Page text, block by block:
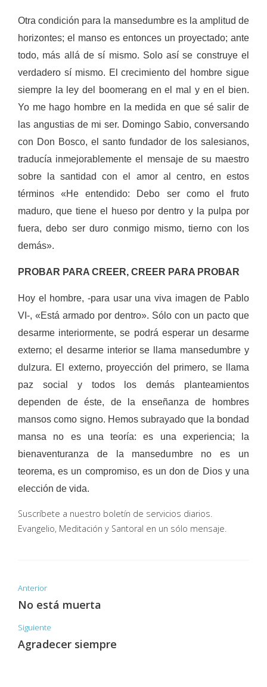
Otra condición para la mansedum­bre es la amplitud de
horizontes; el manso es entonces un proyectado; ante
todo, más allá de sí mismo. Solo así se construye el
verdadero sí mis­mo. El crecimiento del hombre sigue
siempre la ley del boomerang en el mal y en el bien.
Yo me hago hombre en la medida en que sé salir de
las angus­tias de mi ser. Domingo Sabio, conver­sando
con Don Bosco, el santo funda­dor de los salesianos,
traducía inmejo­rablemente el mensaje de su maestro
sobre la santidad con el amor al cen­tro, en estos
términos «He entendido: Debo ser como el fruto
maduro, que tiene el hueso por dentro y la pulpa por
fuera, debo ser duro conmigo mismo, tierno con los
demás».
PROBAR PARA CREER, CREER PARA PROBAR
Hoy el hombre, -para usar una viva imagen de Pablo
VI-, «Está armado por dentro». Sólo con un pacto que
desarme interiormente, se podrá esperar un desarme
externo; el desarme interior se llama mansedumbre y
dulzura. El externo, proyección del primero, se lla­ma
paz social y todos los demás plan­teamientos
dependen de éste, de la enseñanza de hombres
mansos como signo. Hemos subrayado que la bon­dad
mansa no es una teoría: es una experiencia; la
bienaventuranza de la mansedumbre no es un
teorema, es un compromiso, es un don de Dios y una
elección de vida.
Suscríbete a nuestro boletín de servicios diarios.
Evangelio, Meditación y Santoral en un sólo mensaje.
Anterior
No está muerta
Siguiente
Agradecer siempre